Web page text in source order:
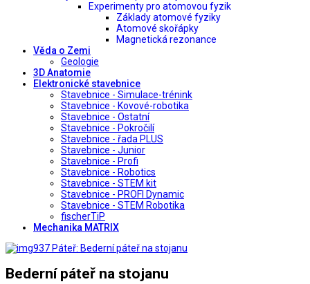
Experimenty pro atomovou fyzik
Základy atomové fyziky
Atomové skořápky
Magnetická rezonance
Věda o Zemi
Geologie
3D Anatomie
Elektronické stavebnice
Stavebnice - Simulace-trénink
Stavebnice - Kovové-robotika
Stavebnice - Ostatní
Stavebnice - Pokročilí
Stavebnice - řada PLUS
Stavebnice - Junior
Stavebnice - Profi
Stavebnice - Robotics
Stavebnice - STEM kit
Stavebnice - PROFI Dynamic
Stavebnice - STEM Robotika
fischerTiP
Mechanika MATRIX
Bederní páteř na stojanu